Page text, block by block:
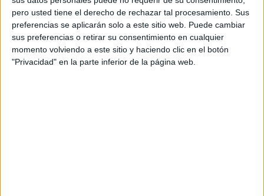
pero usted tiene el derecho de rechazar tal procesamiento. Sus
preferencias se aplicarán solo a este sitio web. Puede cambiar
sus preferencias o retirar su consentimiento en cualquier
momento volviendo a este sitio y haciendo clic en el botón
"Privacidad" en la parte inferior de la página web.
mediante la venta de bienes del deudor.
En este caso, ladeuda reclamada asciende a 81.899,72
euros, una cifra muy inferior al valor del inmueble que se
pone a la venta.